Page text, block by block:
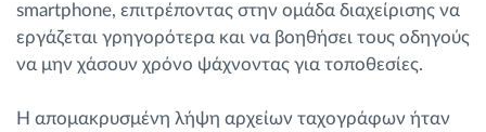
smartphone, επιτρέποντας στην ομάδα διαχείρισης να
εργάζεται γρηγορότερα και να βοηθήσει τους οδηγούς
να μην χάσουν χρόνο ψάχνοντας για τοποθεσίες.
Η απομακρυσμένη λήψη αρχείων ταχογράφων ήταν